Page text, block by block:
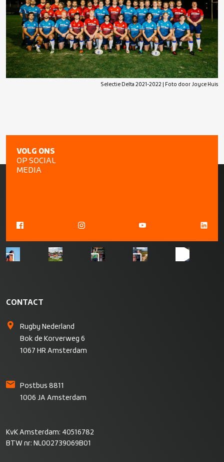
Selectie Delta 2021-2022 | Foto door Joyce Huis
VOLG ONS
OP SOCIAL
MEDIA
CONTACT
Rugby Nederland
Bok de Korverweg 6
1067 HR Amsterdam
Postbus 8811
1006 JA Amsterdam
KvK Amsterdam: 40516782
BTW nr: NL002739069B01